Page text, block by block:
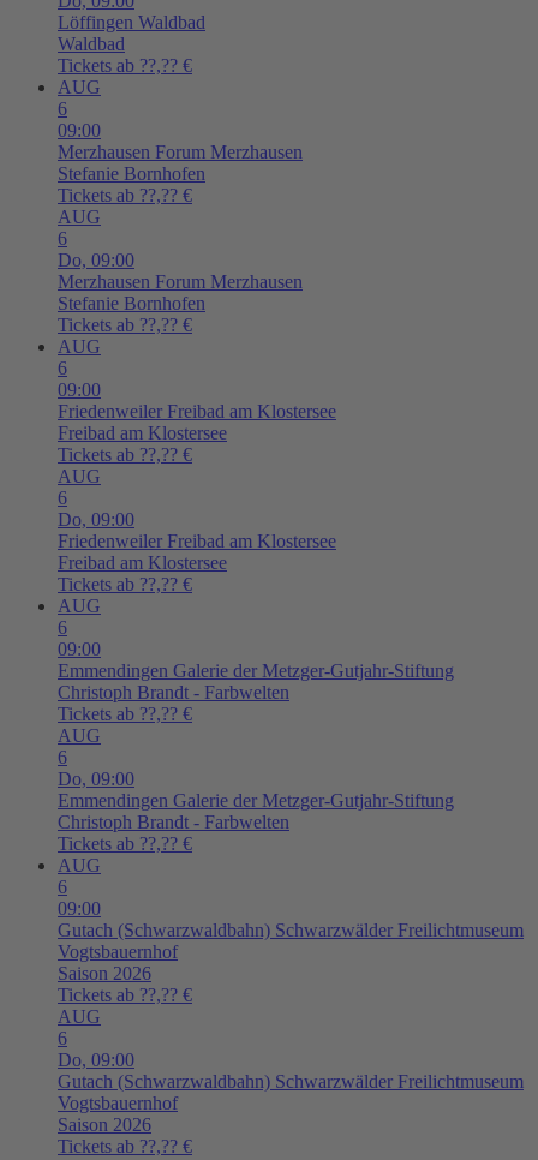
Löffingen Waldbad
Waldbad
Tickets ab ??,?? €
AUG
6
09:00
Merzhausen Forum Merzhausen
Stefanie Bornhofen
Tickets ab ??,?? €
AUG
6
Do, 09:00
Merzhausen Forum Merzhausen
Stefanie Bornhofen
Tickets ab ??,?? €
AUG
6
09:00
Friedenweiler Freibad am Klostersee
Freibad am Klostersee
Tickets ab ??,?? €
AUG
6
Do, 09:00
Friedenweiler Freibad am Klostersee
Freibad am Klostersee
Tickets ab ??,?? €
AUG
6
09:00
Emmendingen Galerie der Metzger-Gutjahr-Stiftung
Christoph Brandt - Farbwelten
Tickets ab ??,?? €
AUG
6
Do, 09:00
Emmendingen Galerie der Metzger-Gutjahr-Stiftung
Christoph Brandt - Farbwelten
Tickets ab ??,?? €
AUG
6
09:00
Gutach (Schwarzwaldbahn) Schwarzwälder Freilichtmuseum
Vogtsbauernhof
Saison 2026
Tickets ab ??,?? €
AUG
6
Do, 09:00
Gutach (Schwarzwaldbahn) Schwarzwälder Freilichtmuseum
Vogtsbauernhof
Saison 2026
Tickets ab ??,?? €